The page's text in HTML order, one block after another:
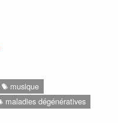
musique
maladies dégénératives